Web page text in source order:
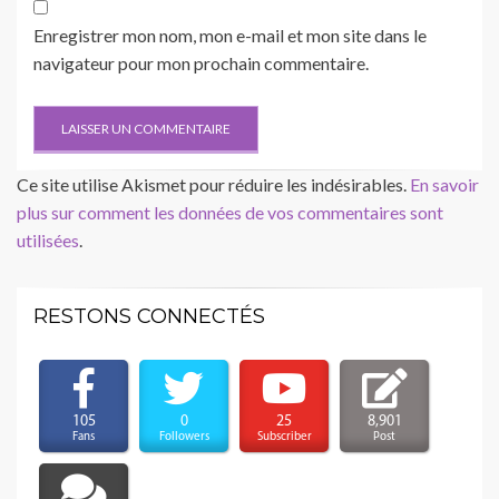
Enregistrer mon nom, mon e-mail et mon site dans le
navigateur pour mon prochain commentaire.
Ce site utilise Akismet pour réduire les indésirables. En savoir
plus sur comment les données de vos commentaires sont
utilisées.
RESTONS CONNECTÉS
105
Fans
0
Followers
25
Subscriber
8,901
Post